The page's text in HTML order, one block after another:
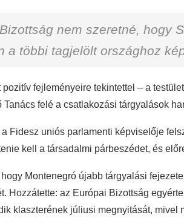
nem szeretné, hogy
a többi tagjelölt országhoz
pozitív fejleményeire tekintettel – a
Tanács felé a csatlakozási tárgyalások
Fidesz uniós parlamenti képviselője
kell a társadalmi párbeszédet, és
Montenegró újabb tárgyalási
Hozzátette: az Európai Bizottság
klaszterének júliusi megnyitását, mivel